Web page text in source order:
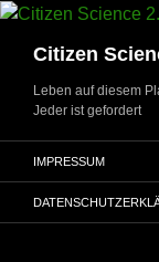
Zum
springen
Citizen
Leben auf diesem
Jeder ist gefordert
IMPRESSUM